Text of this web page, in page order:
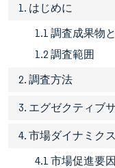
1. はじめに
1.1 調査成果物
1.2 調査範囲
2. 調査方法
3. エグゼクティブ
4. 市場ダイナミクス
4.1 市場促進要因